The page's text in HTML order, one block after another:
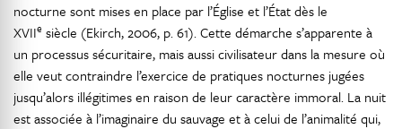
nocturne sont mises en place par l’Église et l’État dès le
XVIIe siècle (Ekirch, 2006, p. 61). Cette démarche s’apparente à
un processus sécuritaire, mais aussi civilisateur dans la mesure où
elle veut contraindre l’exercice de pratiques nocturnes jugées
jusqu’alors illégitimes en raison de leur caractère immoral. La nuit
est associée à l’imaginaire du sauvage et à celui de l’animalité qui,